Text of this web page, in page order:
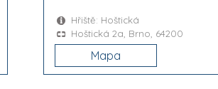
Hřiště: Hoštická
Hoštická 2a, Brno, 64200
Mapa